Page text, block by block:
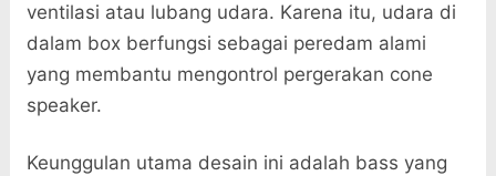
ventilasi atau lubang udara. Karena itu, udara di
dalam box berfungsi sebagai peredam alami
yang membantu mengontrol pergerakan cone
speaker.
Keunggulan utama desain ini adalah bass yang